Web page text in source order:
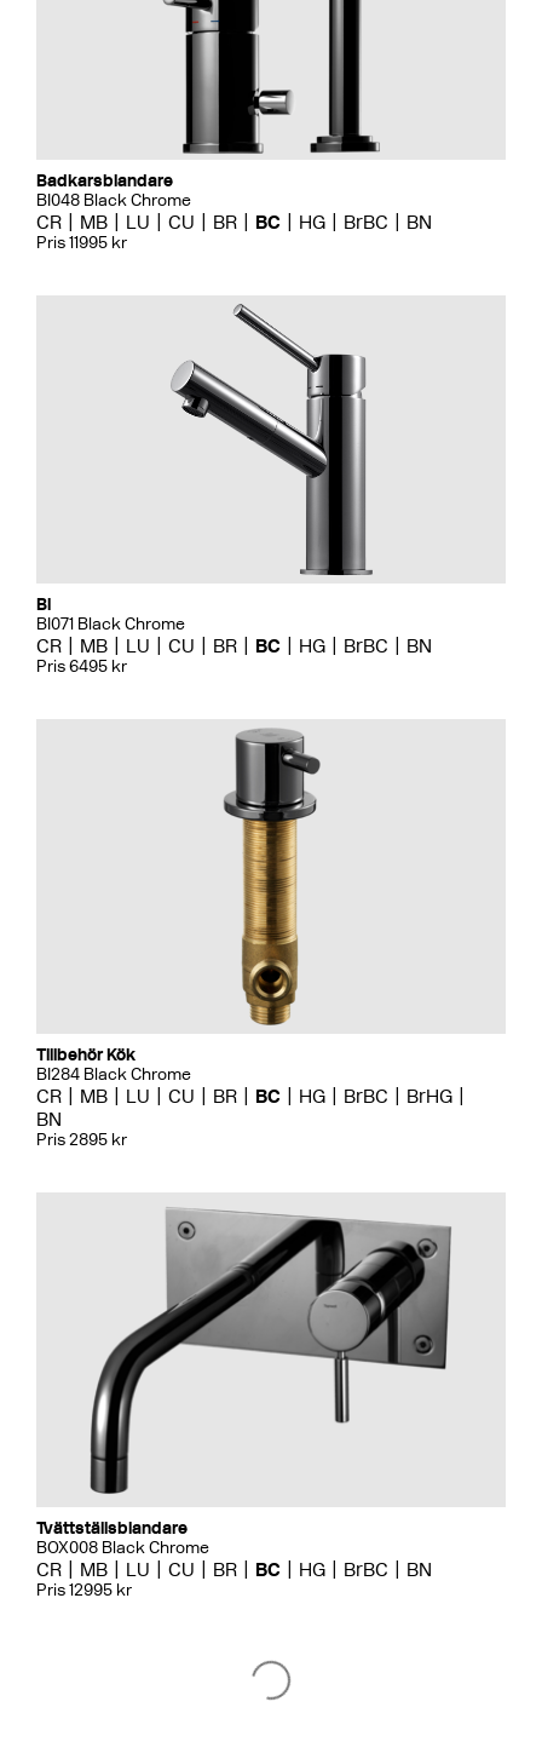
Badkarsblandare
BI048 Black Chrome
CR MB LU CU BR BC HG BrBC BN
Pris 11995 kr
Bi
BI071 Black Chrome
CR MB LU CU BR BC HG BrBC BN
Pris 6495 kr
Tillbehör Kök
BI284 Black Chrome
CR MB LU CU BR BC HG BrBC
BrHG
BN
Pris 2895 kr
Tvättställsblandare
BOX008 Black Chrome
CR MB LU CU BR BC HG BrBC BN
Pris 12995 kr